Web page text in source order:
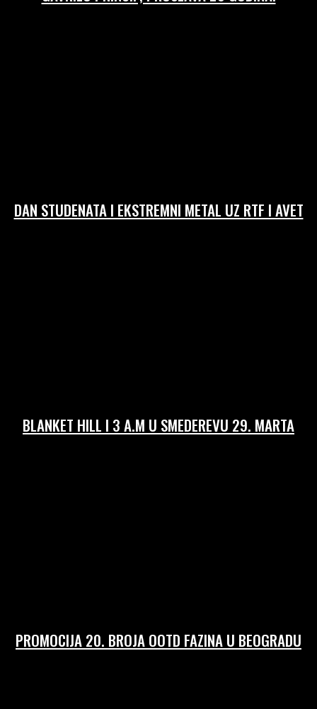
DAN STUDENATA I EKSTREMNI METAL UZ RTF I AVET
BLANKET HILL I 3 A.M U SMEDEREVU 29. MARTA
PROMOCIJA 20. BROJA OOTD FAZINA U BEOGRADU